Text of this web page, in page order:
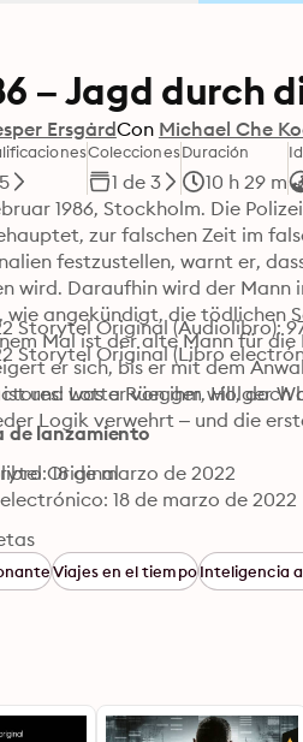
– Jagd durch
ErsgårdCon Michael Che
Colecciones
1 de 3
Duración
10 h 29 m
1986, Stockholm. Die
zur falschen Zeit im
festzustellen, warnt er,
wird. Daraufhin wird der Mann
wie angekündigt, die tödlichen
Mal ist der alte Mann für die
er sich, bis er mit dem
und was er von ihm will, doch
Logik verwehrt – und die
Original
Storytel Original (Audiolibro):
Storytel Original (Libro
Lotta Rüegger, Holger
de lanzamiento
18 de marzo de 2022
18 de marzo de 2022
Viajes en el tiempoInteligencia